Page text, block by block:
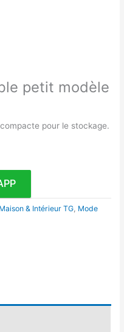
petit modèle
pour le stockage.
Maison & Intérieur TG, Mode